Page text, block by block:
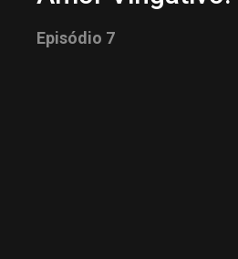
Episódio 7